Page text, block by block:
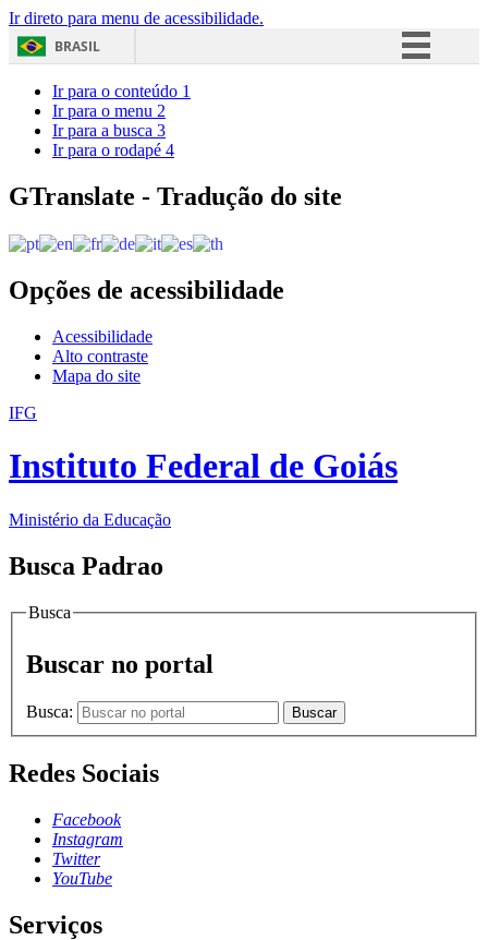
Ir direto para menu de acessibilidade.
BRASIL
Acesso à informação
Ir para o conteúdo 1
Ir para o menu 2
Ir para a busca 3
Ir para o rodapé 4
GTranslate - Tradução do site
Opções de acessibilidade
Acessibilidade
Alto contraste
Mapa do site
IFG
Instituto Federal de Goiás
Ministério da Educação
Busca Padrao
Busca
Buscar no portal
Busca: Buscar
Redes Sociais
Facebook
Instagram
Twitter
YouTube
Serviços